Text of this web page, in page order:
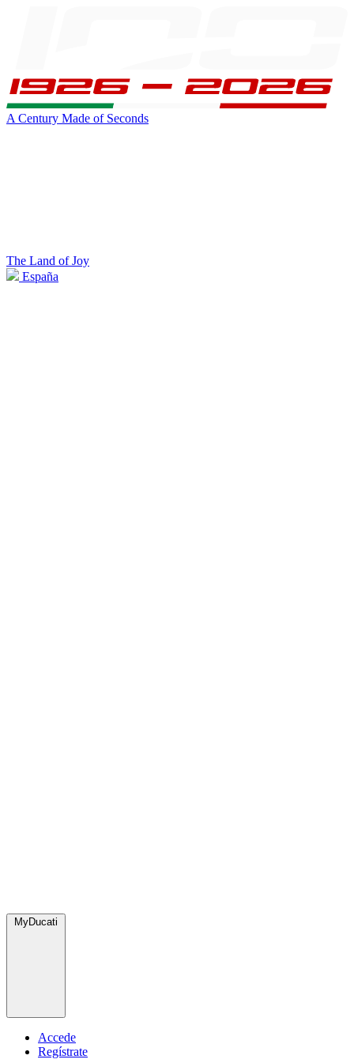
A Century Made of Seconds
The Land of Joy
España
MyDucati
Accede
Regístrate